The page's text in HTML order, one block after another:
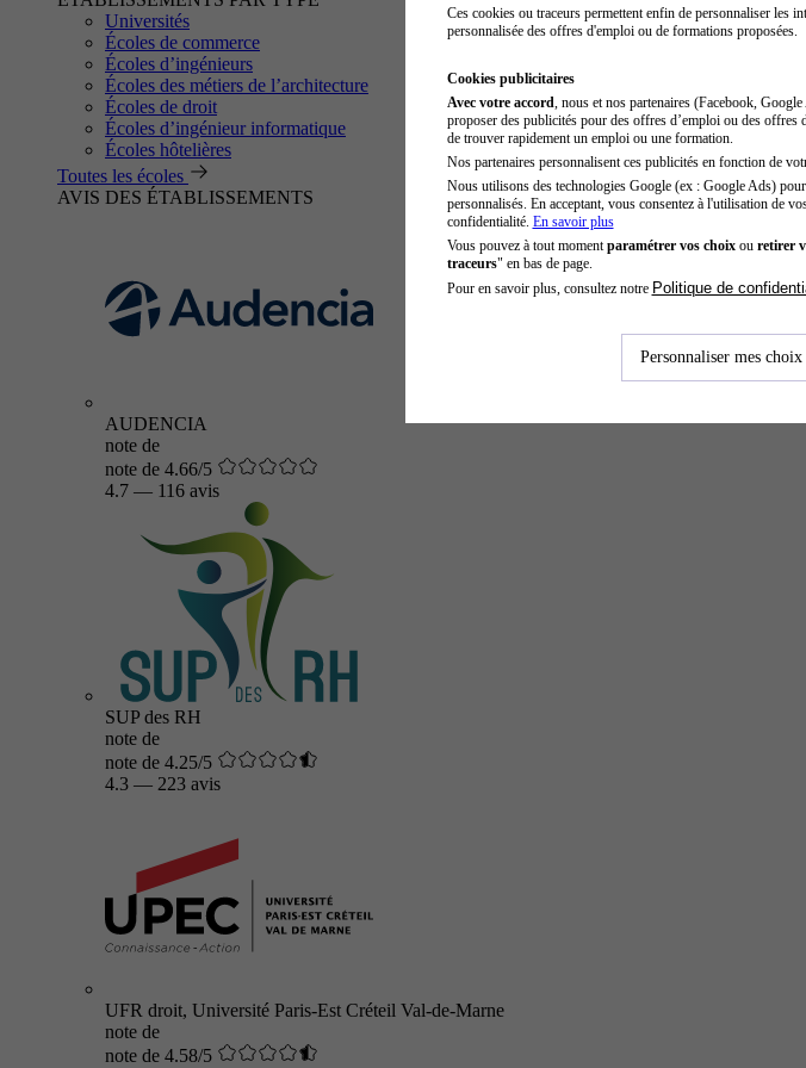
Universités
Écoles de commerce
Écoles d’ingénieurs
Écoles des métiers de l’architecture
Écoles de droit
Écoles d’ingénieur informatique
Écoles hôtelières
Toutes les écoles
AVIS DES ÉTABLISSEMENTS
AUDENCIA
note de
note de 4.66/5
4.7 — 116 avis
SUP des RH
note de
note de 4.25/5
4.3 — 223 avis
UFR droit, Université Paris-Est Créteil Val-de-Marne
note de
note de 4.58/5
Ces cookies ou traceurs permettent enfin de personnaliser les
personnalisée des offres d'emploi ou de formations proposées.
Cookies publicitaires
Avec votre accord , nous et nos partenaires (Facebook,
proposer des publicités pour des offres d’emploi ou des
de trouver rapidement un emploi ou une formation.
Nos partenaires personnalisent ces publicités en fonction de
Nous utilisons des technologies Google (ex : Google Ads)
personnalisés. En acceptant, vous consentez à l'utilisation de
confidentialité. En savoir plus
Vous pouvez à tout moment paramétrer vos choixou retirer
traceurs" en bas de page.
Pour en savoir plus, consultez notre Politique de
Personnaliser mes choix